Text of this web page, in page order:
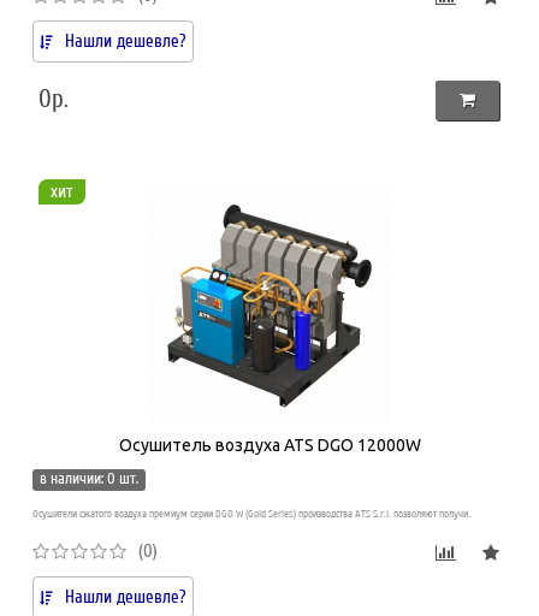
Нашли дешевле?
0р.
хит
Осушитель воздуха ATS DGO 12000W
в наличии: 0 шт.
Осушители сжатого воздуха премиум серии DGO W (Gold Series) производства ATS S.r.l. позволяют получи..
(0)
Нашли дешевле?